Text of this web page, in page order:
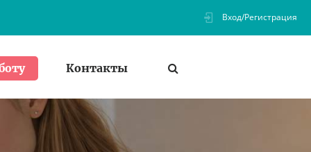
Вход/Регистрация
Контакты